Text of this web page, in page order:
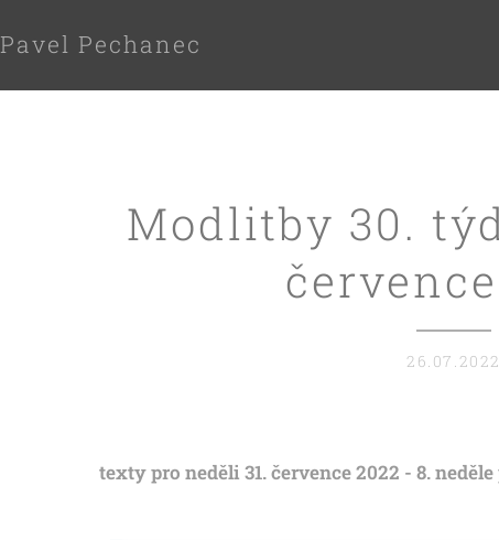
Pavel Pechanec
Modlitby 30.
26.07.2022
texty pro neděli 31. července 2022 - 8.